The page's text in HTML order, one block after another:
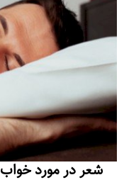
شعر در مورد خواب